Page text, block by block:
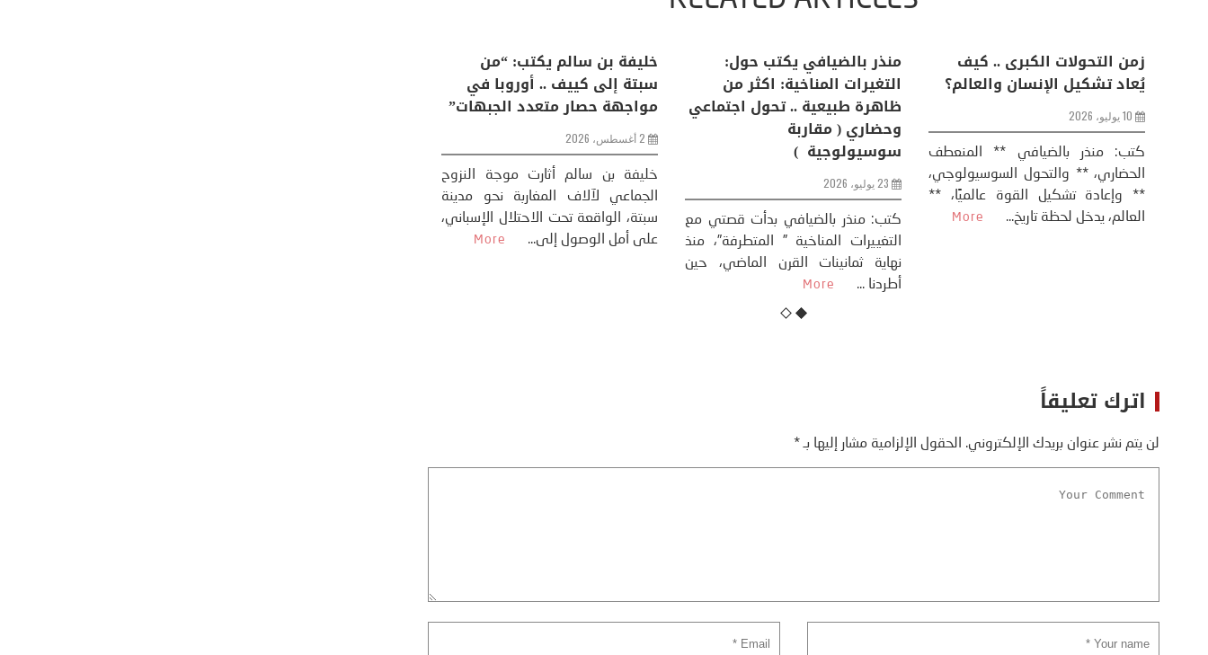
منذر بالضيافي يكتب حول:
التغيرات المناخية: اكثر من
ظاهرة طبيعية .. تحول اجتماعي
وحضاري ( مقاربة
سوسيولوجية )
23 يوليو، 2026
كتب: منذر بالضيافي بدأت قصتي مع
التغييرات المناخية ” المتطرفة”، منذ
زمن التحولات الكبرى .. كيف
يُعاد تشكيل الإنسان والعالم؟
10 يوليو، 2026
كتب: منذر بالضيافي ** المنعطف
** وإعادة تشكيل القوة عالميًا، **
العالم، يدخل لحظة تاريخ...
More
تحليل اخباري/ أمريكا وايران:
عودة الحرب .. و “هرمز” مربط
الفرس
8 يوليو، 2026
تحليل – منذر بالضيافي عاد الرئيس
الأمريكي دونالد ترامب إلى قصف
ايران، وذلك ردا على ما اعتبره الرئيس
اترك تعليقاً
لن يتم نشر عنوان بريدك الإلكتروني. الحقول الإلزامية مشار إليها بـ*